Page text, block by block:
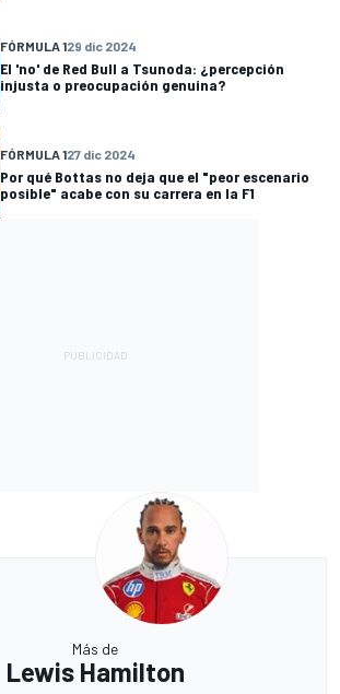
FÓRMULA 129 dic 2024
El 'no' de Red Bull a Tsunoda: ¿percepción
injusta o preocupación genuina?
FÓRMULA 127 dic 2024
Por qué Bottas no deja que el "peor escenario
posible" acabe con su carrera en la F1
Más de
Lewis Hamilton